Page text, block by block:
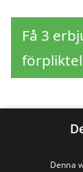
Få 3
Vad
Denna